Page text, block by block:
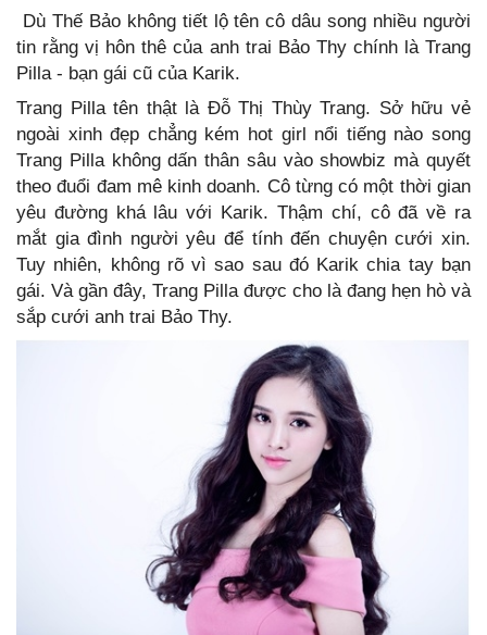
Dù Thế Bảo không tiết lộ tên cô dâu song nhiều người
tin rằng vị hôn thê của anh trai Bảo Thy chính là Trang
Pilla - bạn gái cũ của Karik.
Trang Pilla tên thật là Đỗ Thị Thùy Trang. Sở hữu vẻ
ngoài xinh đẹp chẳng kém hot girl nổi tiếng nào song
Trang Pilla không dấn thân sâu vào showbiz mà quyết
theo đuổi đam mê kinh doanh. Cô từng có một thời gian
yêu đường khá lâu với Karik. Thậm chí, cô đã về ra
mắt gia đình người yêu để tính đến chuyện cưới xin.
Tuy nhiên, không rõ vì sao sau đó Karik chia tay bạn
gái. Và gần đây, Trang Pilla được cho là đang hẹn hò và
sắp cưới anh trai Bảo Thy.